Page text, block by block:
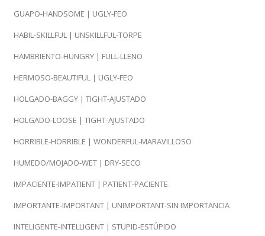
GUAPO-HANDSOME | UGLY-FEO
HABIL-SKILLFUL | UNSKILLFUL-TORPE
HAMBRIENTO-HUNGRY | FULL-LLENO
HERMOSO-BEAUTIFUL | UGLY-FEO
HOLGADO-BAGGY | TIGHT-AJUSTADO
HOLGADO-LOOSE | TIGHT-AJUSTADO
HORRIBLE-HORRIBLE | WONDERFUL-MARAVILLOSO
HUMEDO/MOJADO-WET | DRY-SECO
IMPACIENTE-IMPATIENT | PATIENT-PACIENTE
IMPORTANTE-IMPORTANT | UNIMPORTANT-SIN IMPORTANCIA
INTELIGENTE-INTELLIGENT | STUPID-ESTÚPIDO